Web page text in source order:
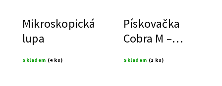
Mikroskopická
lupa
Skladem (4 ks)
Pískovačka
Cobra M –
Skladem (1 ks)